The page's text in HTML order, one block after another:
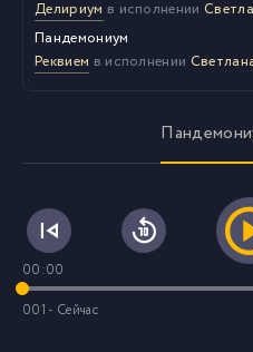
Делириум в исполнении
Пандемониум
Реквием в исполнении
00:00
001 - Сейчас